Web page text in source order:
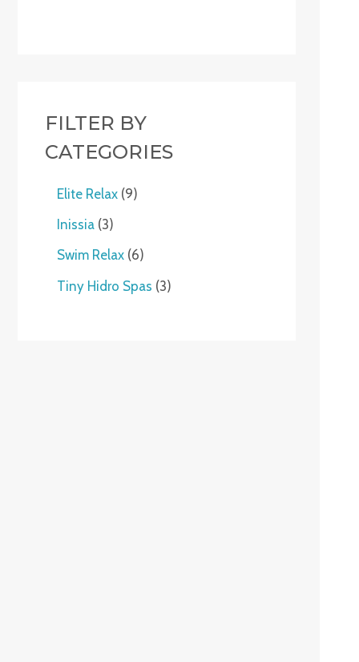
FILTER BY
CATEGORIES
Elite Relax 9
Inissia 3
Swim Relax 6
Tiny Hidro Spas 3